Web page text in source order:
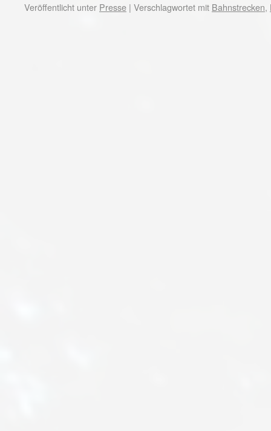
Veröffentlicht unter Presse | Verschlagwortet mit Bahnstrecken,